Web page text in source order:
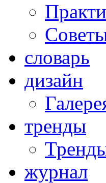
словарь
дизайн
тренды
журнал